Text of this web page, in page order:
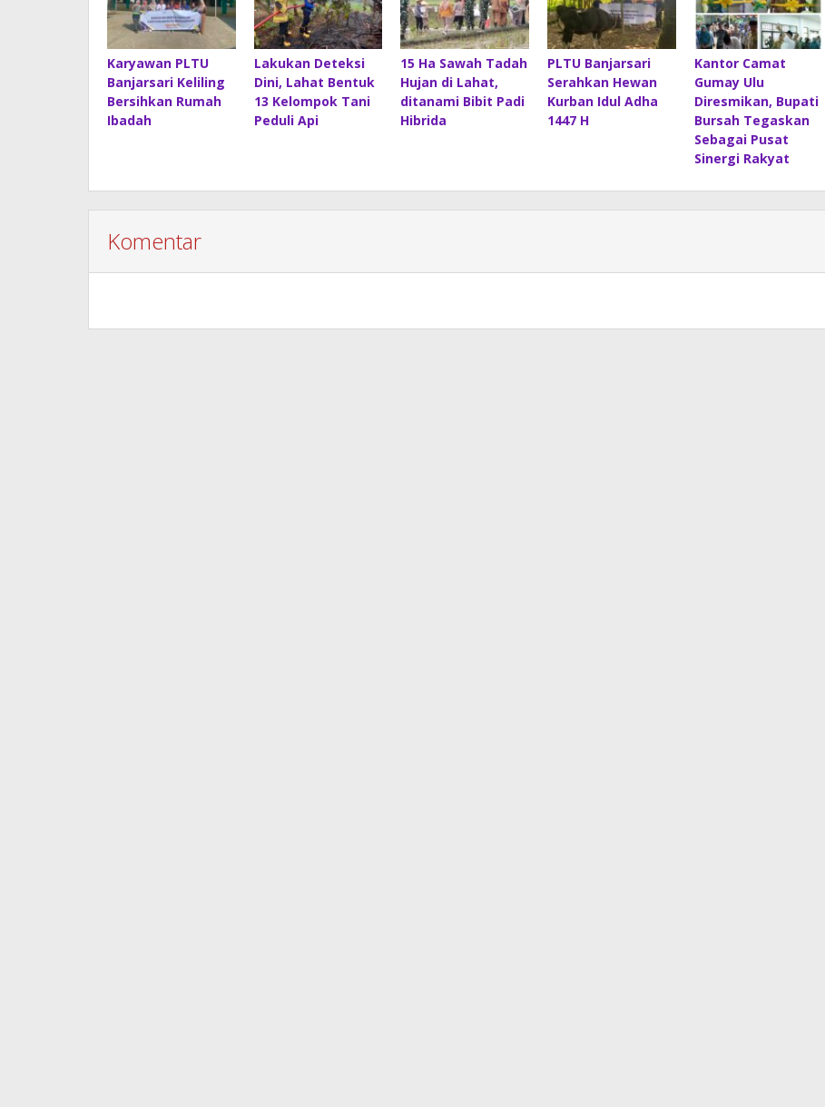
Karyawan PLTU
Banjarsari Keliling
Bersihkan Rumah
Ibadah
Lakukan Deteksi
Dini, Lahat Bentuk
13 Kelompok Tani
Peduli Api
15 Ha Sawah Tadah
Hujan di Lahat,
ditanami Bibit Padi
Hibrida
PLTU Banjarsari
Serahkan Hewan
Kurban Idul Adha
1447 H
Kantor Camat
Gumay Ulu
Diresmikan, Bupati
Bursah Tegaskan
Sebagai Pusat
Sinergi Rakyat
Komentar